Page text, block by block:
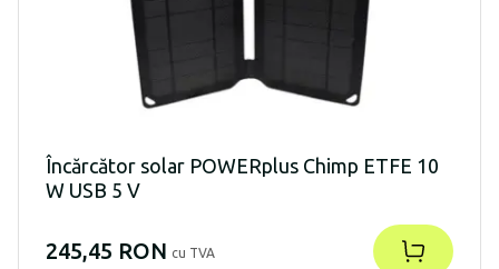
Încărcător solar POWERplus Chimp ETFE 10
W USB 5 V
245,45 RON cu TVA